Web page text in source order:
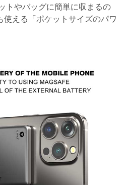
トやバッグに簡単に収まるの
使える「ポケットサイズのパワ